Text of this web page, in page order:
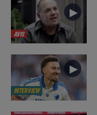
AVIS
►
INTERVIEW
►